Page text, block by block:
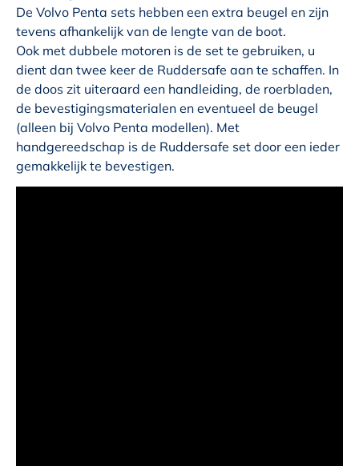
De Volvo Penta sets hebben een extra beugel en zijn
tevens afhankelijk van de lengte van de boot.
Ook met dubbele motoren is de set te gebruiken, u
dient dan twee keer de Ruddersafe aan te schaffen. In
de doos zit uiteraard een handleiding, de roerbladen,
de bevestigingsmaterialen en eventueel de beugel
(alleen bij Volvo Penta modellen). Met
handgereedschap is de Ruddersafe set door een ieder
gemakkelijk te bevestigen.